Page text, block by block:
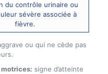
du contrôle urinaire ou
sévère associée à
fièvre.
ou qui ne cède pas
signe d’atteinte